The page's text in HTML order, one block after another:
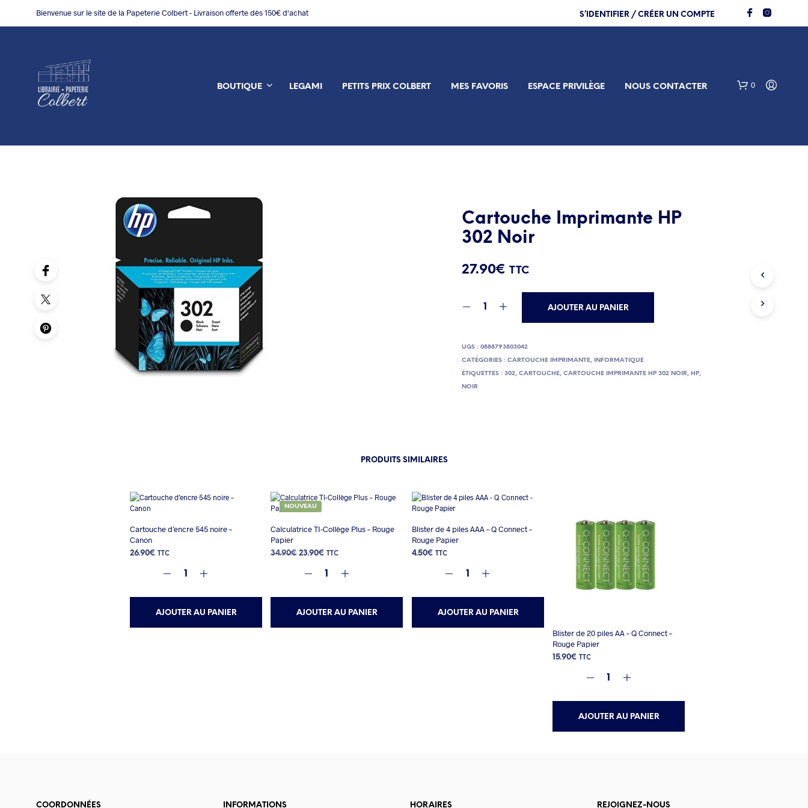
Bienvenue sur le site de la Papeterie Colbert - Livraison offerte dès 150€ d'achat S’IDENTIFIER / CRÉER UN COMPTE
BOUTIQUE LEGAMI PETITS PRIX COLBERT MES FAVORIS ESPACE PRIVILÈGE NOUS CONTACTER 0
Cartouche Imprimante HP
302 Noir
27.90€ TTC
AJOUTER AU PANIER
UGS :0888793803042
CATÉGORIES :CARTOUCHE IMPRIMANTE,
INFORMATIQUE
ÉTIQUETTES :302,CARTOUCHE,CARTOUCHE IMPRIMANTE HP 302 NOIR, HP,
NOIR
PRODUITS SIMILAIRES
Cartouche d’encre 545 noire –
Canon
26.90€ TTC
AJOUTER AU PANIER
NOUVEAU
Calculatrice TI-Collège Plus – Rouge
Papier
34.90€ Le
initial
34.90€.
23.90€ Le
actuel
23.90€.
TTC
AJOUTER AU PANIER
Blister de 4 piles AAA – Q Connect –
Rouge Papier
4.50€ TTC
AJOUTER AU PANIER
Blister de 20 piles AA – Q Connect –
Rouge Papier
15.90€ TTC
AJOUTER AU PANIER
COORDONNÉES INFORMATIONS HORAIRES REJOIGNEZ-NOUS